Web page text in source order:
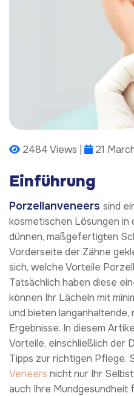
2484 Views | 21
Einführung
Porzellanveneers sind
kosmetischen Lösungen in
dünnen, maßgefertigten
Vorderseite der Zähne
sich, welche Vorteile
Tatsächlich haben diese
können Ihr Lächeln mit
und bieten langanhaltende,
Ergebnisse. In diesem
Vorteile, einschließlich der
Tipps zur richtigen Pflege.
Veneers nicht nur Ihr
auch Ihre Mundgesundheit